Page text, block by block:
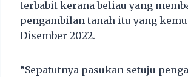
terbabit kerana beliau yang
pengambilan tanah itu yang
Disember 2022.
“Sepatutnya pasukan setuju